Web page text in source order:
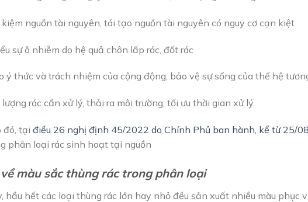
kiệm nguồn tài nguyên, tái tạo nguồn tài nguyên có nguy cơ cạn kiệt
sự ô nhiễm do hệ quả chôn lấp rác, đốt rác
ý thức và trách nhiệm của cộng động, bảo vệ sự sống của thế hệ
rác cần xử lý, thải ra môi trường, tối ưu thời gian xử lý
đó, tại điều 26 nghị định 45/2022 do Chính Phủ ban hành, kể từ 25/
phân loại rác sinh hoạt tại nguồn
màu sắc thùng rác trong phân loại
hầu hết các loại thùng rác lớn hay nhỏ đều sản xuất nhiều màu phục